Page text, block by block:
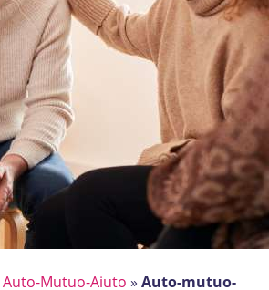
Auto-Mutuo-Aiuto » Auto-mutuo-